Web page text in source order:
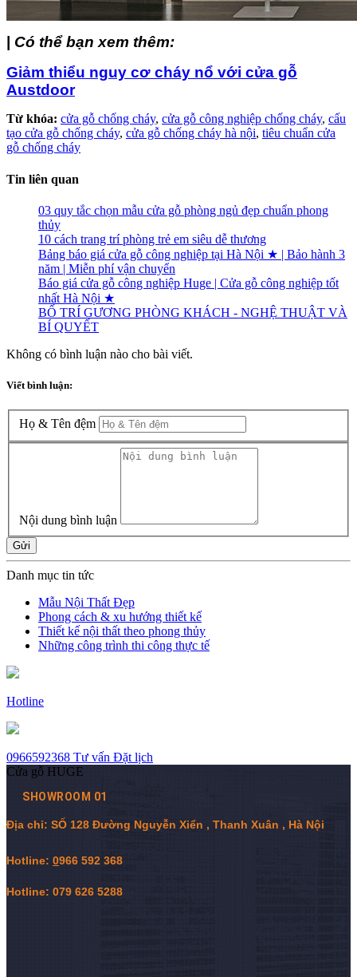
Có thể bạn xem thêm:
Giảm thiểu nguy cơ cháy nổ với cửa gỗ
Austdoor
Từ khóa: cửa gỗ chống cháy, cửa gỗ công nghiệp chống cháy, cấu
tạo cửa gỗ chống cháy, cửa gỗ chống cháy hà nội, tiêu chuẩn cửa
gỗ chống cháy
Tin liên quan
03 quy tắc chọn mẫu cửa gỗ phòng ngủ đẹp chuẩn phong
thủy
10 cách trang trí phòng trẻ em siêu dễ thương
Bảng báo giá cửa gỗ công nghiệp tại Hà Nội ★ | Bảo hành 3
năm | Miễn phí vận chuyển
Báo giá cửa gỗ công nghiệp Huge | Cửa gỗ công nghiệp tốt
nhất Hà Nội ★
BỐ TRÍ GƯƠNG PHÒNG KHÁCH - NGHỆ THUẬT VÀ
BÍ QUYẾT
Không có bình luận nào cho bài viết.
Viết bình luận:
Họ & Tên đệm
Nội dung bình luận
Gửi
Danh mục tin tức
Mẫu Nội Thất Đẹp
Phong cách & xu hướng thiết kế
Thiết kế nội thất theo phong thủy
Những công trình thi công thực tế
Hotline
0966592368 Tư vấn Đặt lịch
Cửa gỗ HUGE
SHOWROOM 01
Địa chỉ: SỐ 128 Đường Nguyễn Xiển , Thanh Xuân , Hà Nội
Hotline: 0966 592 368
Hotline: 079 626 5288